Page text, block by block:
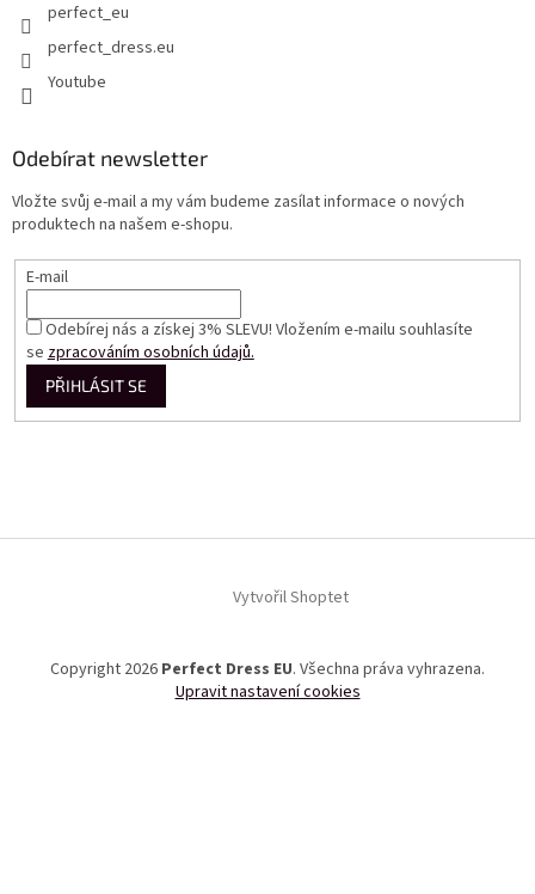
perfect_eu
perfect_dress.eu
Youtube
Odebírat newsletter
Vložte svůj e-mail a my vám budeme zasílat informace o nových
produktech na našem e-shopu.
E-mail
Odebírej nás a získej 3% SLEVU! Vložením e-mailu souhlasíte
sezpracováním osobních údajů.
PŘIHLÁSIT SE
Vytvořil Shoptet
Copyright 2026 Perfect Dress EU. Všechna práva vyhrazena.
Upravit nastavení cookies